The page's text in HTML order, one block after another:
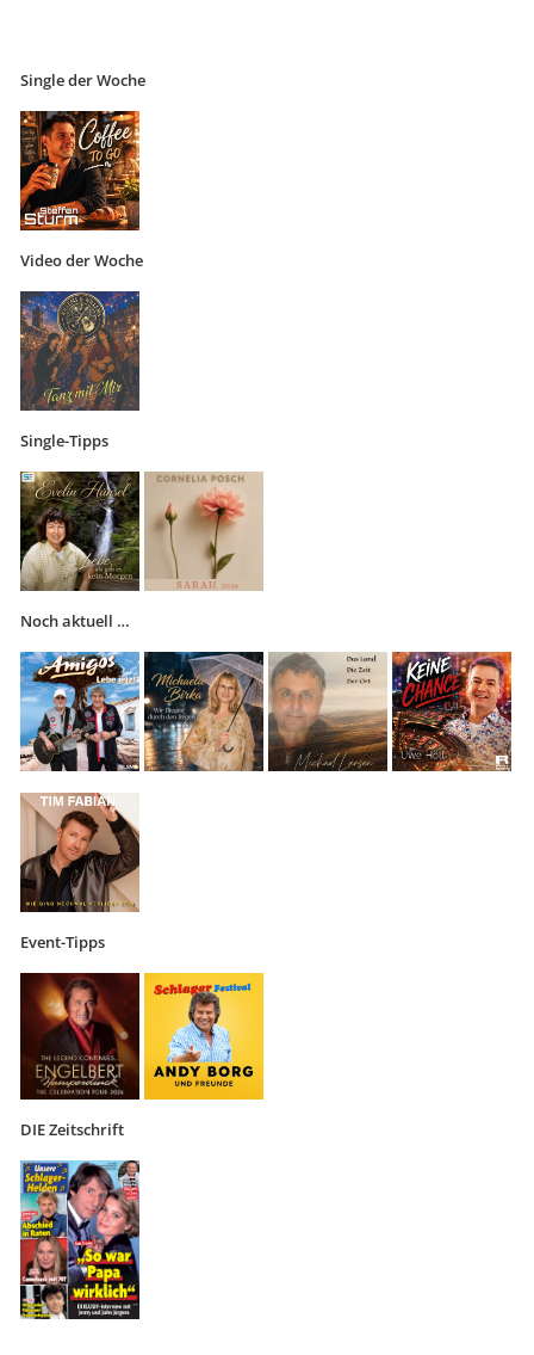
Single der Woche
Video der Woche
Single-Tipps
Noch aktuell …
Event-Tipps
DIE Zeitschrift